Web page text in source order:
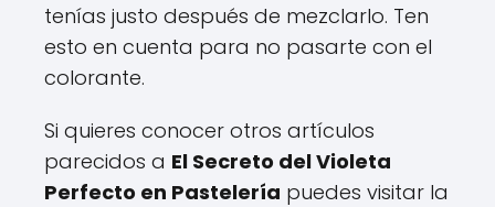
tenías justo después de mezclarlo. Ten
esto en cuenta para no pasarte con el
colorante.
Si quieres conocer otros artículos
parecidos a El Secreto del Violeta
Perfecto en Pastelería puedes visitar la